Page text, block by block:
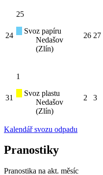
24
25
Svoz papíru
Nedašov
(Zlín)
26 27
31
1
Svoz plastu
Nedašov
(Zlín)
2 3
Kalendář svozu odpadu
Pranostiky
Pranostika na akt. měsíc